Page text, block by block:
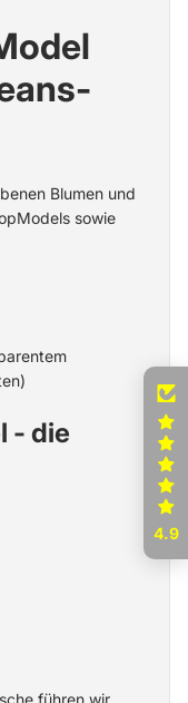
Blumen und
sowie
- die
führen wir
4.9